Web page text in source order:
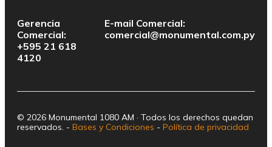
Gerencia
Comercial:
+595 21 618
4120
E-mail Comercial:
comercial@monumental.com.py
© 2026 Monumental 1080 AM · Todos los derechos quedan
reservados. - Bases y Condiciones - Política de privacidad